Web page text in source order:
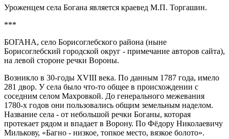
Уроженцем села Богана является краевед М.П. Торгашин.
***
БОГАНА, село Борисоглебского района (ныне
Борисоглебский городской округ - примечание авторов сайта),
на левой стороне речки Вороны.
Возникло в 30-годы XVIII века. По данным 1787 года, имело
281 двор. У села было что-то общее в происхождении с
соседним селом Махровкой. До генерального межевания
1780-х годов они пользовались общим земельным наделом.
Название села - от небольшой речки Боганы, которая
протекает рядом и впадает в Ворону. По Фёдору Николаевичу
Милькову, «Багно - низкое, топкое место, вязкое болото».